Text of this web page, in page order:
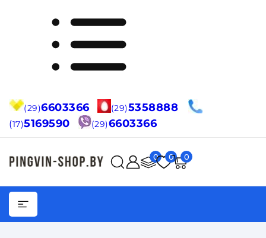
(29)6603366 (29)5358888
(17)5169590 (29)6603366
0 0 0